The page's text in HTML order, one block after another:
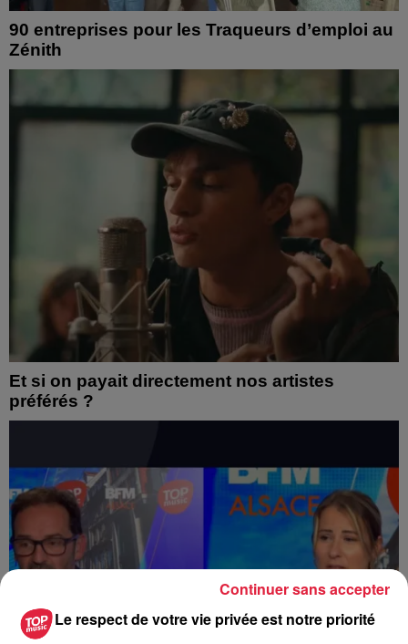
90 entreprises pour les Traqueurs d’emploi au
Zénith
Et si on payait directement nos artistes
préférés ?
Le respect de votre vie privée est notre priorité
Continuer sans accepter